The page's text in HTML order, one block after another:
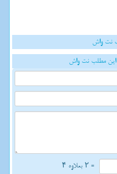
نت واش
این مطلب نت واش
= ۲ بعلاوه ۴